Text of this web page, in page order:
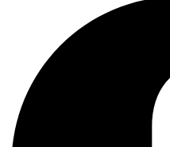
mm,
strat